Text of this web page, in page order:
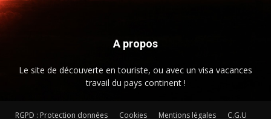
A propos
Le site de découverte en touriste, ou avec un visa vacances
travail du pays continent !
RGPD : Protection données Cookies Mentions légales C.G.U